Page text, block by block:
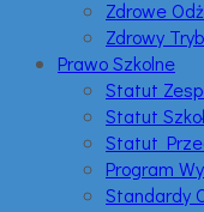
Zdrowe
Zdrowy
Prawo Szkolne
Statut
Statut
Statut
Program
Standardy